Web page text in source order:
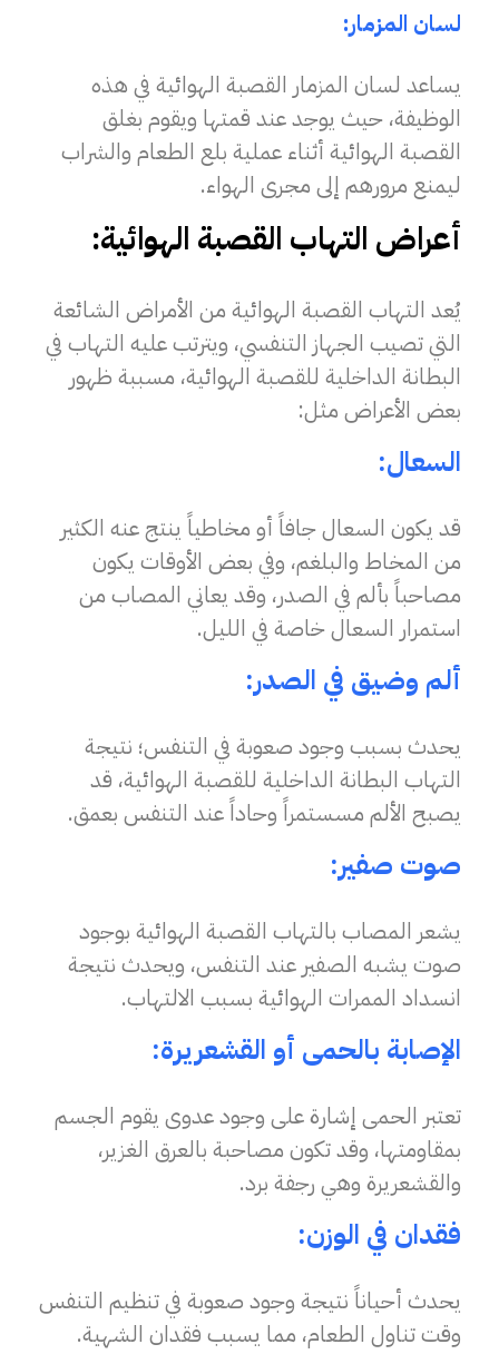
لسان المزمار:
يساعد لسان المزمار القصبة الهوائية في هذه
الوظيفة، حيث يوجد عند قمتها ويقوم بغلق
القصبة الهوائية أثناء عملية بلع الطعام والشراب
ليمنع مرورهم إلى مجرى الهواء.
أعراض التهاب القصبة الهوائية:
يُعد التهاب القصبة الهوائية من الأمراض الشائعة
التي تصيب الجهاز التنفسي، ويترتب عليه التهاب في
البطانة الداخلية للقصبة الهوائية، مسببة ظهور
بعض الأعراض مثل:
السعال:
قد يكون السعال جافاً أو مخاطياً ينتج عنه الكثير
من المخاط والبلغم، وفي بعض الأوقات يكون
مصاحباً بألم في الصدر، وقد يعاني المصاب من
استمرار السعال خاصة في الليل.
ألم وضيق في الصدر:
يحدث بسبب وجود صعوبة في التنفس؛ نتيجة
التهاب البطانة الداخلية للقصبة الهوائية، قد
يصبح الألم مسستمراً وحاداً عند التنفس بعمق.
صوت صفير:
يشعر المصاب بالتهاب القصبة الهوائية بوجود
صوت يشبه الصفير عند التنفس، ويحدث نتيجة
انسداد الممرات الهوائية بسبب الالتهاب.
الإصابة بالحمى أو القشعريرة:
تعتبر الحمى إشارة على وجود عدوى يقوم الجسم
بمقاومتها، وقد تكون مصاحبة بالعرق الغزير،
والقشعريرة وهي رجفة برد.
فقدان في الوزن:
يحدث أحياناً نتيجة وجود صعوبة في تنظيم التنفس
وقت تناول الطعام، مما يسبب فقدان الشهية.